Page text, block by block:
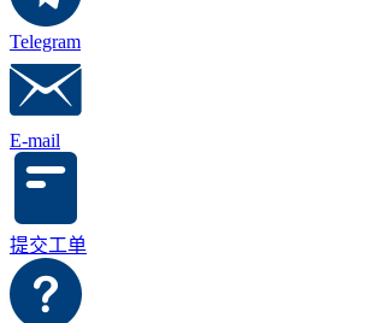
Telegram
E-mail
提交工单